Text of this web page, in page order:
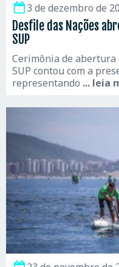
3 de dezembro de
Desfile das Nações
SUP
Cerimônia de abertura
SUP contou com a
representando ... leia